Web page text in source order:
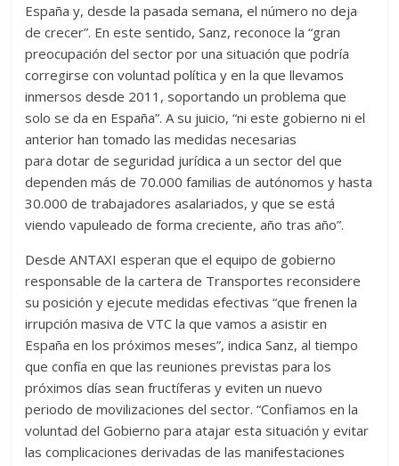
España y, desde la pasada semana, el número no deja
de crecer”. En este sentido, Sanz, reconoce la “gran
preocupación del sector por una situación que podría
corregirse con voluntad política y en la que llevamos
inmersos desde 2011, soportando un problema que
solo se da en España”. A su juicio, “ni este gobierno ni el
anterior han tomado las medidas necesarias
para dotar de seguridad jurídica a un sector del que
dependen más de 70.000 familias de autónomos y hasta
30.000 de trabajadores asalariados, y que se está
viendo vapuleado de forma creciente, año tras año”.
Desde ANTAXI esperan que el equipo de gobierno
responsable de la cartera de Transportes reconsidere
su posición y ejecute medidas efectivas “que frenen la
irrupción masiva de VTC la que vamos a asistir en
España en los próximos meses”, indica Sanz, al tiempo
que confía en que las reuniones previstas para los
próximos días sean fructíferas y eviten un nuevo
periodo de movilizaciones del sector. “Confiamos en la
voluntad del Gobierno para atajar esta situación y evitar
las complicaciones derivadas de las manifestaciones